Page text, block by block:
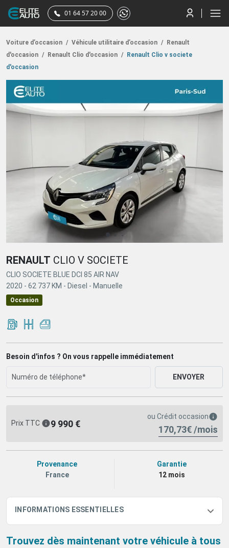
01 64 57 20 00
Voiture d’occasion / Véhicule utilitaire d’occasion /
Renault
d'occasion / Renault Clio d'occasion /
Renault Clio v societe
d'occasion
RENAULT CLIO V SOCIETE
CLIO SOCIETE BLUE DCI 85 AIR NAV
2020 - 62 737 KM - Diesel - Manuelle
Occasion
Besoin d'infos ? On vous rappelle immédiatement
ENVOYER
Prix TTC 9 990 €
ou Crédit occasion
170,73€ /mois
Provenance
France
Garantie
12 mois
INFORMATIONS ESSENTIELLES
Trouvez dès maintenant votre véhicule à tous